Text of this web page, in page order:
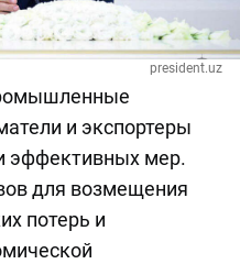
president.uz
и экспортеры
эффективных мер.
для возмещения
потерь и